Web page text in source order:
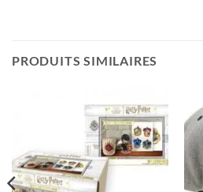
PRODUITS SIMILAIRES